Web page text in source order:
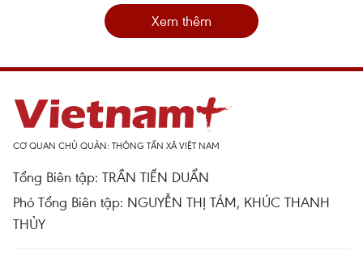
Xem thêm
CƠ QUAN CHỦ QUẢN: THÔNG TẤN XÃ VIỆT NAM
Tổng Biên tập: TRẦN TIẾN DUẨN
Phó Tổng Biên tập: NGUYỄN THỊ TÁM, KHÚC THANH
THỦY